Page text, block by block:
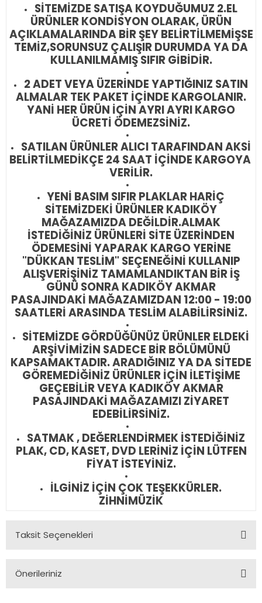
SİTEMİZDE SATIŞA KOYDUĞUMUZ 2.EL
ÜRÜNLER KONDİSYON OLARAK, ÜRÜN
AÇIKLAMALARINDA BİR ŞEY BELİRTİLMEMİŞSE
TEMİZ,SORUNSUZ ÇALIŞIR DURUMDA YA DA
KULLANILMAMIŞ SIFIR GİBİDİR.
2 ADET VEYA ÜZERİNDE YAPTIĞINIZ SATIN
ALMALAR TEK PAKET İÇİNDE KARGOLANIR.
YANİ HER ÜRÜN İÇİN AYRI AYRI KARGO
ÜCRETİ ÖDEMEZSİNİZ.
SATILAN ÜRÜNLER ALICI TARAFINDAN AKSİ
BELİRTİLMEDİKÇE 24 SAAT İÇİNDE KARGOYA
VERİLİR.
YENİ BASIM SIFIR PLAKLAR HARİÇ
SİTEMİZDEKİ ÜRÜNLER KADIKÖY
MAĞAZAMIZDA DEĞİLDİR.ALMAK
İSTEDİĞİNİZ ÜRÜNLERİ SİTE ÜZERİNDEN
ÖDEMESİNİ YAPARAK KARGO YERİNE
"DÜKKAN TESLİM" SEÇENEĞİNİ KULLANIP
ALIŞVERİŞİNİZ TAMAMLANDIKTAN BİR İŞ
GÜNÜ SONRA KADIKÖY AKMAR
PASAJINDAKİ MAĞAZAMIZDAN 12:00 - 19:00
SAATLERİ ARASINDA TESLİM ALABİLİRSİNİZ.
SİTEMİZDE GÖRDÜĞÜNÜZ ÜRÜNLER ELDEKİ
ARŞİVİMİZİN SADECE BİR BÖLÜMÜNÜ
KAPSAMAKTADIR. ARADIĞINIZ YA DA SİTEDE
GÖREMEDİĞİNİZ ÜRÜNLER İÇİN İLETİŞİME
GEÇEBİLİR VEYA KADIKÖY AKMAR
PASAJINDAKİ MAĞAZAMIZI ZİYARET
EDEBİLİRSİNİZ.
SATMAK , DEĞERLENDİRMEK İSTEDİĞİNİZ
PLAK, CD, KASET, DVD LERİNİZ İÇİN LÜTFEN
FİYAT İSTEYİNİZ.
İLGİNİZ İÇİN ÇOK TEŞEKKÜRLER.
ZİHNİMÜZİK
Taksit Seçenekleri
Önerileriniz